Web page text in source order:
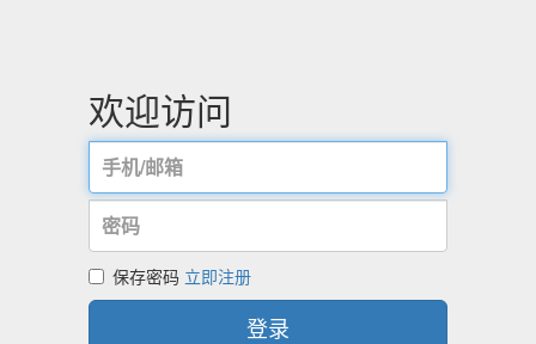
欢迎访问
保存密码 立即注册
登录